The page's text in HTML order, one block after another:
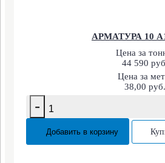
АРМАТУРА 10
Цена за
44 590
Цена за
38,00 руб.
-
Добавить в корзину